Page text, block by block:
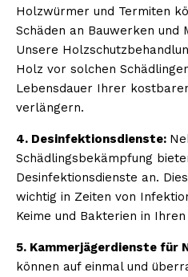
Holzwürmer und Termiten
Schäden an Bauwerken und
Unsere
Holz vor solchen
Lebensdauer Ihrer
verlängern.
4. Desinfektionsdienste:
Schädlingsbekämpfung
Desinfektionsdienste an.
wichtig in Zeiten von
Keime und Bakterien in
5. Kammerjägerdienste für
können auf einmal und